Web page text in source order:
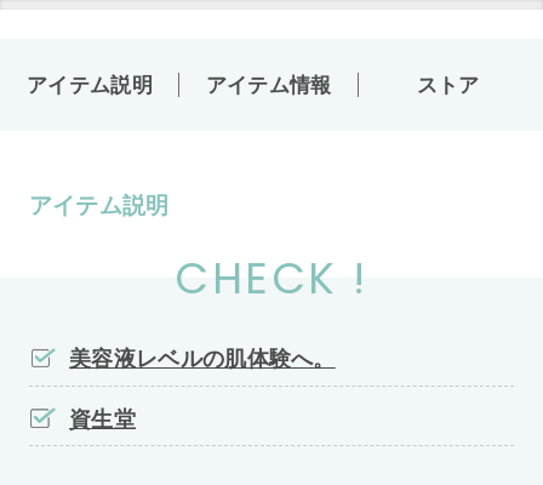
アイテム説明 アイテム情報 ストア
アイテム説明
CHECK !
美容液レベルの肌体験へ。
資生堂